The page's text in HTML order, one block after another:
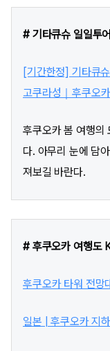
# 기타큐슈 일일투
[기간한정] 기타큐
고쿠라성｜후쿠오
후쿠오카 봄 여행의
다. 아무리 눈에 담
져보길 바란다.
# 후쿠오카 여행도
후쿠오카 타워 전망
일본 | 후쿠오카 지